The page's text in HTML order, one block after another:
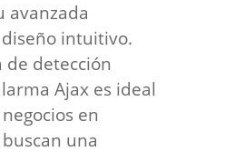
avanzada
intuitivo.
de detección
Ajax es ideal
en
una